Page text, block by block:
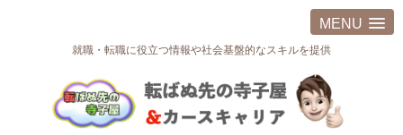
MENU
就職・転職に役立つ情報や社会基盤的なスキルを提供